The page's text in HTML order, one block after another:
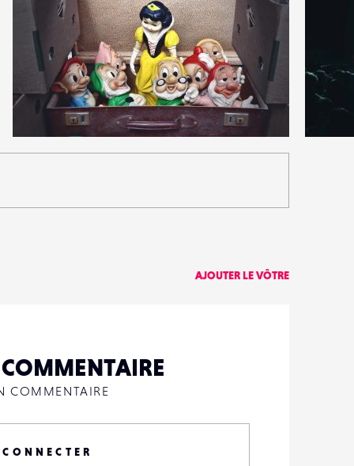
32
AJOUTER LE VÔTRE
COMMENTAIRE